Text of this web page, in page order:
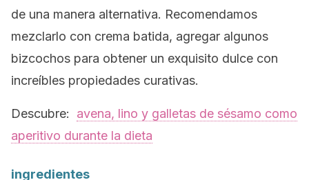
de una manera alternativa. Recomendamos
mezclarlo con crema batida, agregar algunos
bizcochos para obtener un exquisito dulce con
increíbles propiedades curativas.
Descubre: avena, lino y galletas de sésamo como
aperitivo durante la dieta
ingredientes